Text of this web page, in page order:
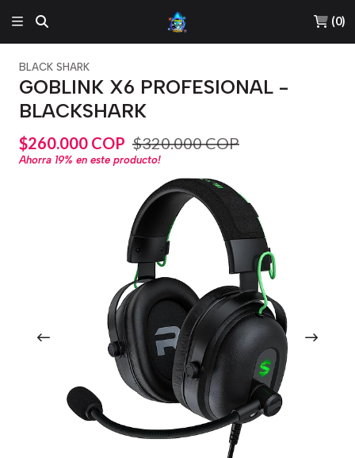
(0)
BLACK SHARK
GOBLINK X6 PROFESIONAL -
BLACKSHARK
$260.000 COP $320.000 COP
Ahorra 19% en este producto!